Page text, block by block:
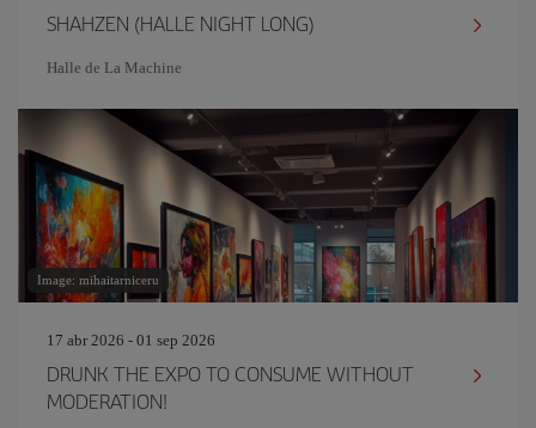
SHAHZEN (HALLE NIGHT LONG)
Halle de La Machine
Image: mihaitarniceru
17 abr 2026 - 01 sep 2026
DRUNK THE EXPO TO CONSUME WITHOUT
MODERATION!